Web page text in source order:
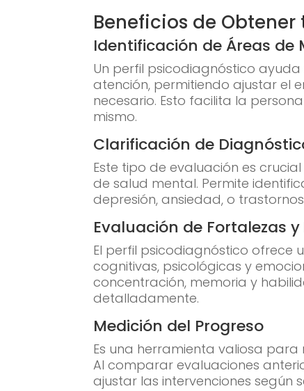
Beneficios de
Identificación de Áreas de
Un perfil psicodiagnóstico
atención, permitiendo ajustar el
necesario. Esto facilita la
mismo.
Clarificación de
Este tipo de evaluación es
de salud mental. Permite
depresión, ansiedad, o
Evaluación de Fortalezas
El perfil psicodiagnóstico ofrece
cognitivas, psicológicas y
concentración, memoria y
detalladamente.
Medición del Progreso
Es una herramienta valiosa
Al comparar evaluaciones
ajustar las intervenciones según